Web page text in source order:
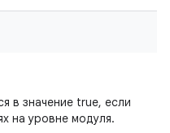
в значение true, если
на уровне модуля.